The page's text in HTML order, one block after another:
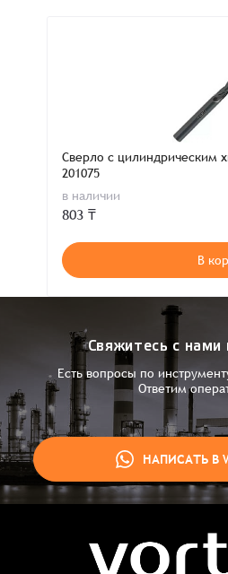
Заказ успешно
Сверло с цилиндрическим
201075
в наличии
803 ₸
В
Свяжитесь с нами
Есть вопросы по
Ответим
НАПИСАТЬ В